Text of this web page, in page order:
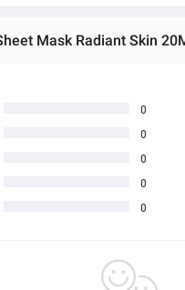
Mask Radiant Skin
0
0
0
0
0